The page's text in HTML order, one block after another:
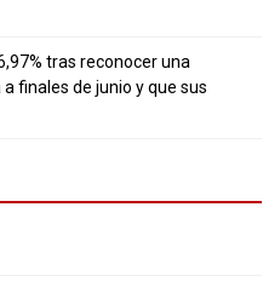
tras reconocer una
finales de junio y que sus